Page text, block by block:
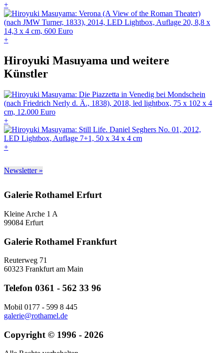
+
+
Hiroyuki Masuyama und weitere
Künstler
+
+
Newsletter »
Galerie Rothamel Erfurt
Kleine Arche 1 A
99084 Erfurt
Galerie Rothamel Frankfurt
Reuterweg 71
60323 Frankfurt am Main
Telefon 0361 - 562 33 96
Mobil 0177 - 599 8 445
galerie@rothamel.de
Copyright © 1996 - 2026